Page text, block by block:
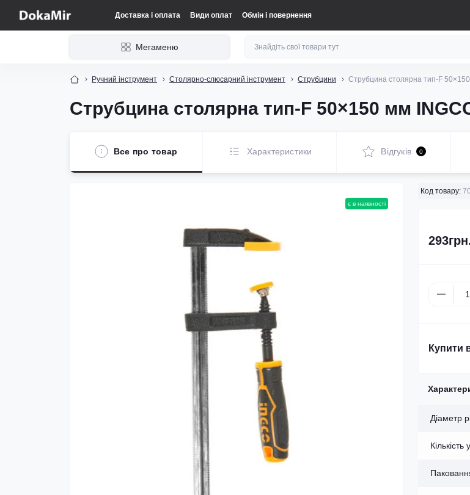
Доставка і оплата Види оплат Обмін і повернення
Мегаменю
Ручний інструмент Столярно-слюсарний інструмент Струбцини Струбцина столярна тип-F
Струбцина столярна тип-F 50×150 мм
Все про товар Характеристики Відгуків 0
є в наявності
Код товару:
Купити
Діаметр
Кількість